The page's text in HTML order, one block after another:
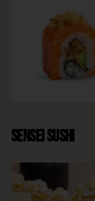
Sensei Sushi